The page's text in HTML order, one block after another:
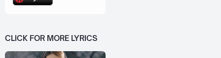
CLICK FOR MORE LYRICS